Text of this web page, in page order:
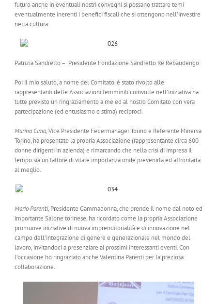
futuro anche in eventuali nostri convegni si possano trattare temi
eventualmente inerenti i benefici fiscali che si ottengono nell’investire
nella cultura.
Patrizia Sandretto – Presidente Fondazione Sandretto Re Rebaudengo
Poi il mio saluto, a nome del Comitato, è stato rivolto alle
rappresentanti delle Associazioni femminili coinvolte nell’iniziativa ha
tutte previsto un ringraziamento a me ed al nostro Comitato con vera
partecipazione (ed entusiasmo e stima) reciproci.
Marina Cima,Vice Presidente Federmanager Torino e Referente Minerva
Torino, ha presentato la propria Associazione (rappresentante circa 600
donne dirigenti in azienda) e rimarcando che nella crisi di impresa il
tempo sia un fattore di vitale importanza onde prevenirla ed affrontarla
al meglio.
Mario Parenti, Presidente Gammadonna, che prende il nome dal noto ed
importante Salone torinese, ha ricordato come la propria Associazione
promuove iniziative di nuova imprenditorialità e di innovazione nel
campo dell’integrazione di genere e generazionale nel mondo del
lavoro, invitandoci a presenziare ai prossimi interessanti eventi. Con
l’occasione ho ringraziato anche Valentina Parenti per la preziosa
collaborazione.